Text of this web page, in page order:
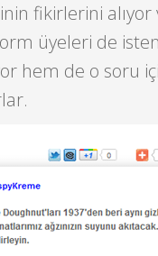
fikirlerini alıyor
üyeleri de
hem de o soru